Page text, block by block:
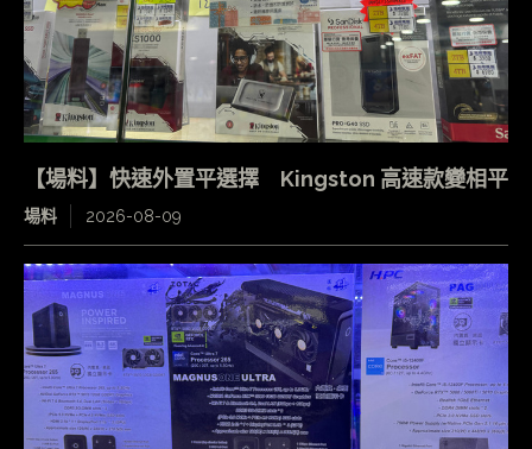
【場料】快速外置平選擇 Kingston 高速款變相平
場料 2026-08-09